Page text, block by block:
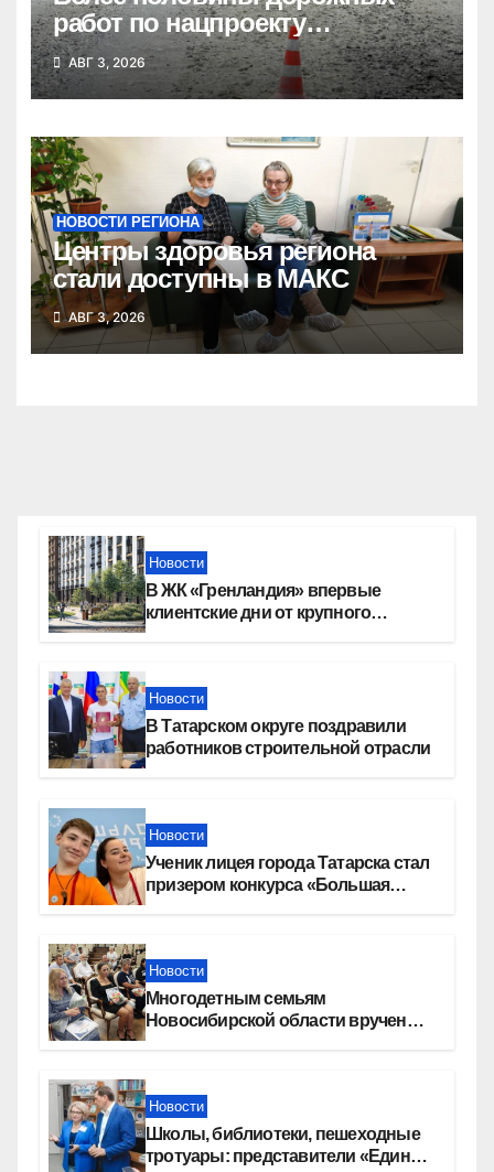
работ по нацпроекту
выполнено в Новосибирской
области
АВГ 3, 2026
НОВОСТИ РЕГИОНА
Центры здоровья региона
стали доступны в МАКС
АВГ 3, 2026
Новости
В ЖК «Гренландия» впервые
клиентские дни от крупного
Новости
В Татарском округе поздравили
работников строительной отрасли
Новости
Ученик лицея города Татарска стал
призером конкурса «Большая
Новости
Многодетным семьям
Новосибирской области вручены
Новости
Школы, библиотеки, пешеходные
тротуары: представители «Единой